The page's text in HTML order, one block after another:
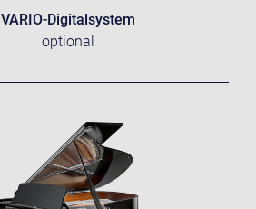
VARIO-Digitalsystem
optional